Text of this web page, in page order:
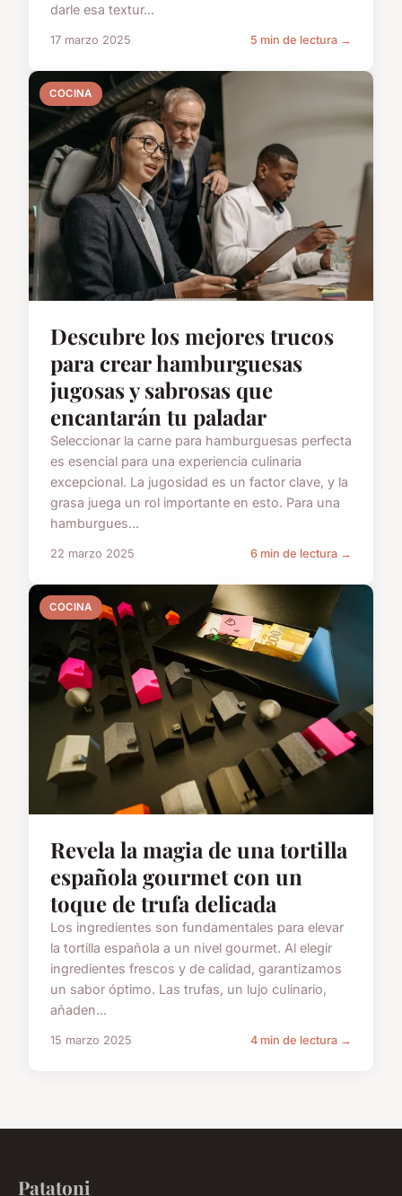
darle esa textur...
17 marzo 2025 5 min de lectura →
COCINA
Descubre los mejores trucos
para crear hamburguesas
jugosas y sabrosas que
encantarán tu paladar
Seleccionar la carne para hamburguesas perfecta
es esencial para una experiencia culinaria
excepcional. La jugosidad es un factor clave, y la
grasa juega un rol importante en esto. Para una
hamburgues...
22 marzo 2025 6 min de lectura →
COCINA
Revela la magia de una tortilla
española gourmet con un
toque de trufa delicada
Los ingredientes son fundamentales para elevar
la tortilla española a un nivel gourmet. Al elegir
ingredientes frescos y de calidad, garantizamos
un sabor óptimo. Las trufas, un lujo culinario,
añaden...
15 marzo 2025 4 min de lectura →
Patatoni